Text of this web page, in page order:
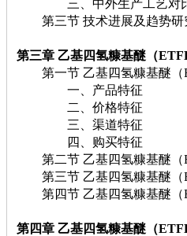
三、中外生产工艺对
第三节 技术进展及趋势研
第三章 乙基四氢糠基醚（
第一节 乙基四氢糠基醚（
一、产品特征
二、价格特征
三、渠道特征
四、购买特征
第二节 乙基四氢糠基醚（
第三节 乙基四氢糠基醚（
第四节 乙基四氢糠基醚（
第四章 乙基四氢糠基醚（